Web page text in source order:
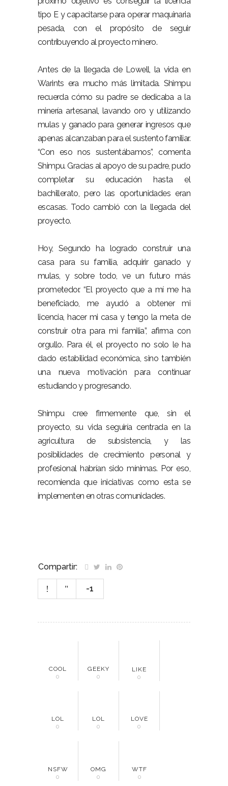
tipo E y capacitarse para operar maquinaria
pesada, con el propósito de seguir
contribuyendo al proyecto minero.
Antes de la llegada de Lowell, la vida en
Warints era mucho más limitada. Shimpu
recuerda cómo su padre se dedicaba a la
minería artesanal, lavando oro y utilizando
mulas y ganado para generar ingresos que
apenas alcanzaban para el sustento familiar.
“Con eso nos sustentábamos”, comenta
Shimpu. Gracias al apoyo de su padre, pudo
completar su educación hasta el
bachillerato, pero las oportunidades eran
escasas. Todo cambió con la llegada del
proyecto.
Hoy, Segundo ha logrado construir una
casa para su familia, adquirir ganado y
mulas, y sobre todo, ve un futuro más
prometedor. “El proyecto que a mí me ha
beneficiado, me ayudó a obtener mi
licencia, hacer mi casa y tengo la meta de
construir otra para mi familia”, afirma con
orgullo. Para él, el proyecto no solo le ha
dado estabilidad económica, sino también
una nueva motivación para continuar
estudiando y progresando.
Shimpu cree firmemente que, sin el
proyecto, su vida seguiría centrada en la
agricultura de subsistencia, y las
posibilidades de crecimiento personal y
profesional habrían sido mínimas. Por eso,
recomienda que iniciativas como esta se
implementen en otras comunidades.
Compartir:
-1
COOL
0
GEEKY
0
LIKE
0
LOL
0
LOL
0
LOVE
0
NSFW
0
OMG
0
WTF
0